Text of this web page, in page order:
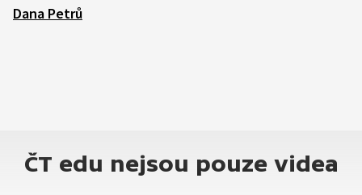
Dana Petrů
ČT edu nejsou pouze videa